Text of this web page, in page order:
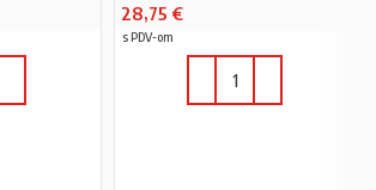
28,75 €
s PDV-om